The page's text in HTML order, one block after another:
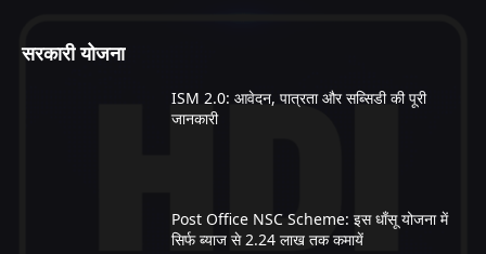
सरकारी योजना
ISM 2.0: आवेदन, पात्रता और सब्सिडी की पूरी
जानकारी
Post Office NSC Scheme: इस धाँसू योजना में
सिर्फ ब्याज से 2.24 लाख तक कमायें